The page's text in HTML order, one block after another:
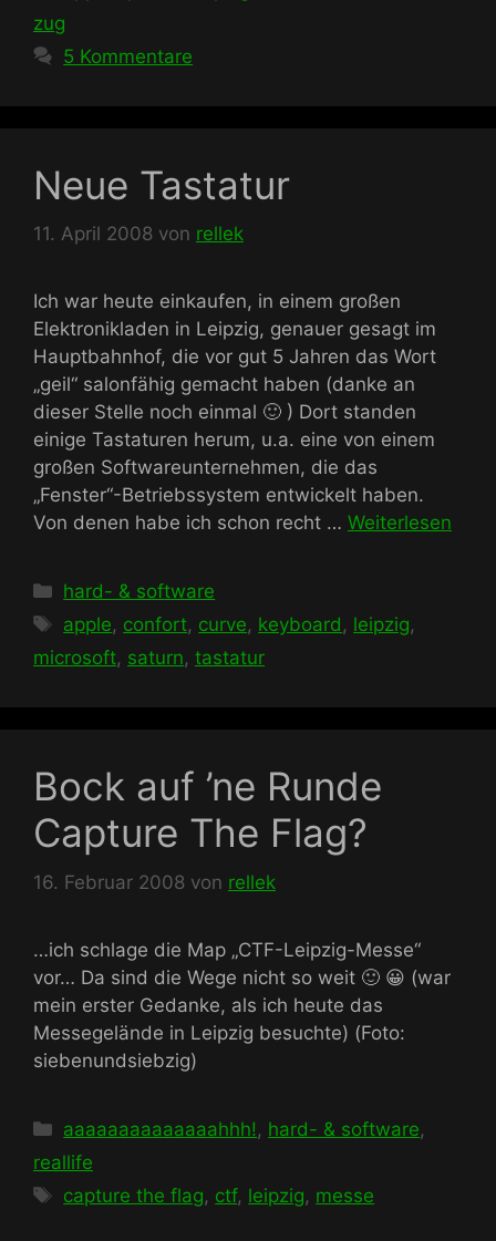
zug
5 Kommentare
Neue Tastatur
11. April 2008 von rellek
Ich war heute einkaufen, in einem großen
Elektronikladen in Leipzig, genauer gesagt im
Hauptbahnhof, die vor gut 5 Jahren das Wort
„geil“ salonfähig gemacht haben (danke an
dieser Stelle noch einmal 🙂 ) Dort standen
einige Tastaturen herum, u.a. eine von einem
großen Softwareunternehmen, die das
„Fenster“-Betriebssystem entwickelt haben.
Von denen habe ich schon recht … Weiterlesen
Kategorien
hard- & software
Schlagwörter
apple, confort, curve, keyboard , leipzig,
microsoft, saturn, tastatur
Bock auf ’ne Runde
Capture The Flag?
16. Februar 2008 von rellek
…ich schlage die Map „CTF-Leipzig-Messe“
vor… Da sind die Wege nicht so weit 🙂 😀 (war
mein erster Gedanke, als ich heute das
Messegelände in Leipzig besuchte) (Foto:
siebenundsiebzig)
Kategorien
aaaaaaaaaaaaaahhh!, hard- & software,
reallife
Schlagwörter
capture the flag, ctf, leipzig, messe